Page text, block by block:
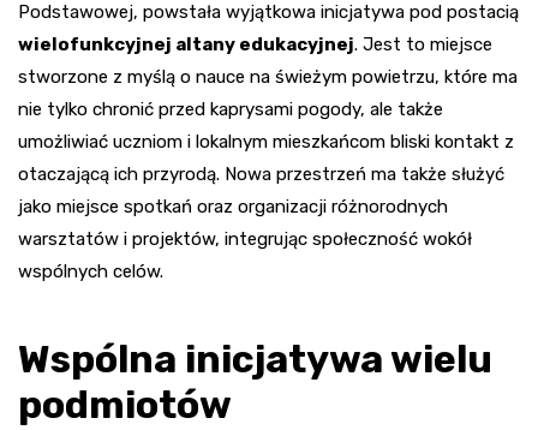
Podstawowej, powstała wyjątkowa inicjatywa pod postacią
wielofunkcyjnej altany edukacyjnej. Jest to miejsce
stworzone z myślą o nauce na świeżym powietrzu, które ma
nie tylko chronić przed kaprysami pogody, ale także
umożliwiać uczniom i lokalnym mieszkańcom bliski kontakt z
otaczającą ich przyrodą. Nowa przestrzeń ma także służyć
jako miejsce spotkań oraz organizacji różnorodnych
warsztatów i projektów, integrując społeczność wokół
wspólnych celów.
Wspólna inicjatywa wielu
podmiotów